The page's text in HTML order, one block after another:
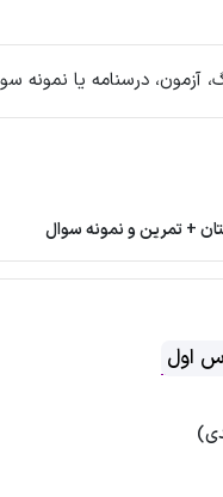
درسنامه یا نمونه
+ تمرین و نمونه سوال
اول